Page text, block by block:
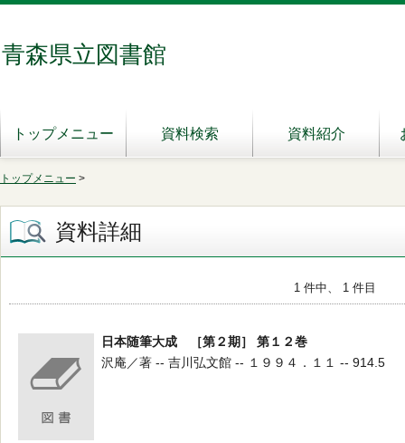
青森県立図書館
トップメニュー 資料検索 資料紹介
トップメニュー >
資料詳細
1 件中、 1 件目
日本随筆大成 ［第２期］ 第１２巻
沢庵／著 -- 吉川弘文館 -- １９９４．１１ -- 914.5